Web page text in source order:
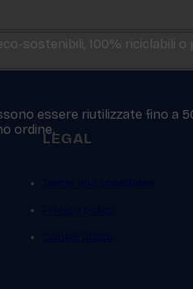
sostenibili, 100% riciclabili
essere riutilizzate fino a
ordine.
LEGAL